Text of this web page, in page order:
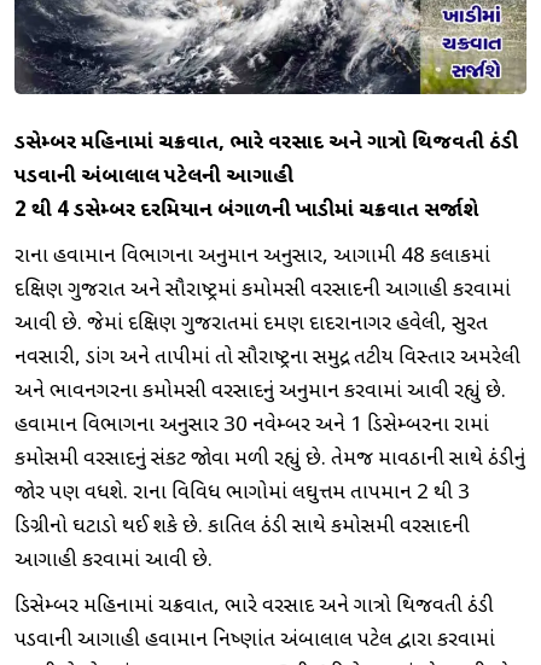
ડિસેમ્બર મહિનામાં ચક્રવાત, ભારે વરસાદ અને ગાત્રો થિજવતી ઠંડી
પડવાની અંબાલાલ પટેલની આગાહી
2 થી 4 ડિસેમ્બર દરમિયાન બંગાળની ખાડીમાં ચક્રવાત સર્જાશે
રાજ્યના હવામાન વિભાગના અનુમાન અનુસાર, આગામી 48 કલાકમાં
દક્ષિણ ગુજરાત અને સૌરાષ્ટ્રમાં કમોમસી વરસાદની આગાહી કરવામાં
આવી છે. જેમાં દક્ષિણ ગુજરાતમાં દમણ દાદરાનાગર હવેલી, સુરત
નવસારી, ડાંગ અને તાપીમાં તો સૌરાષ્ટ્રના સમુદ્ર તટીય વિસ્તાર અમરેલી
અને ભાવનગરના કમોમસી વરસાદનું અનુમાન કરવામાં આવી રહ્યું છે.
હવામાન વિભાગના અનુસાર 30 નવેમ્બર અને 1 ડિસેમ્બરના રાજ્યમાં
કમોસમી વરસાદનું સંકટ જોવા મળી રહ્યું છે. તેમજ માવઠાની સાથે ઠંડીનું
જોર પણ વધશે. રાજ્યના વિવિધ ભાગોમાં લઘુત્તમ તાપમાન 2 થી 3
ડિગ્રીનો ઘટાડો થઈ શકે છે. કાતિલ ઠંડી સાથે કમોસમી વરસાદની
આગાહી કરવામાં આવી છે.
ડિસેમ્બર મહિનામાં ચક્રવાત, ભારે વરસાદ અને ગાત્રો થિજવતી ઠંડી
પડવાની આગાહી હવામાન નિષ્ણાંત અંબાલાલ પટેલ દ્વારા કરવામાં